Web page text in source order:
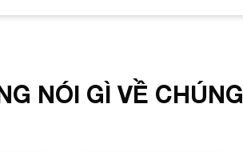
NÓI GÌ VỀ